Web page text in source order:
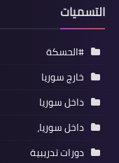
التسميات
#الحسكة
خارج سوريا
داخل سوريا
داخل سوريا،
دورات تدريبية